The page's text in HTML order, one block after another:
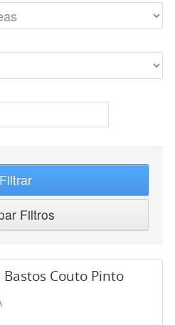
Filtrar
Filtros
Bastos Couto Pinto